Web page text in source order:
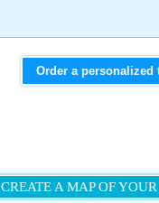
Order a personalized
CREATE A MAP OF